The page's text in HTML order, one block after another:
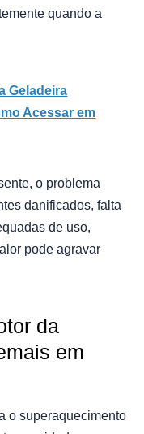
quando a
Geladeira
Acessar em
o problema
danificados, falta
de uso,
pode agravar
da
em
o superaquecimento